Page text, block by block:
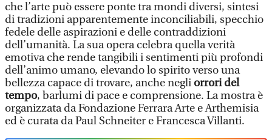
che l’arte può essere ponte tra mondi diversi, sintesi
di tradizioni apparentemente inconciliabili, specchio
fedele delle aspirazioni e delle contraddizioni
dell’umanità. La sua opera celebra quella verità
emotiva che rende tangibili i sentimenti più profondi
dell’animo umano, elevando lo spirito verso una
bellezza capace di trovare, anche negli orrori del
tempo, barlumi di pace e comprensione. La mostra è
organizzata da Fondazione Ferrara Arte e Arthemisia
ed è curata da Paul Schneiter e Francesca Villanti.